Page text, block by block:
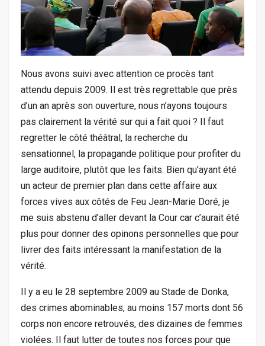
Nous avons suivi avec attention ce procès tant
attendu depuis 2009. Il est très regrettable que près
d’un an après son ouverture, nous n’ayons toujours
pas clairement la vérité sur qui a fait quoi ? Il faut
regretter le côté théâtral, la recherche du
sensationnel, la propagande politique pour profiter du
large auditoire, plutôt que les faits. Bien qu’ayant été
un acteur de premier plan dans cette affaire aux
forces vives aux côtés de Feu Jean-Marie Doré, je
me suis abstenu d’aller devant la Cour car c’aurait été
plus pour donner des opinons personnelles que pour
livrer des faits intéressant la manifestation de la
vérité.
Il y a eu le 28 septembre 2009 au Stade de Donka,
des crimes abominables, au moins 157 morts dont 56
corps non encore retrouvés, des dizaines de femmes
violées. Il faut lutter de toutes nos forces pour que